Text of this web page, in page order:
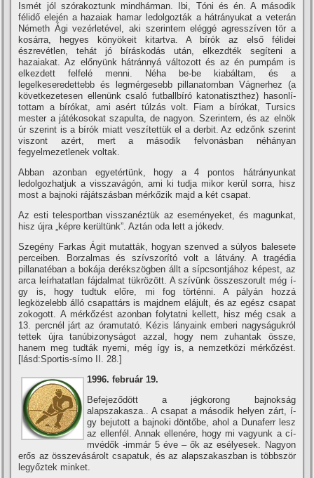
Ismét jól szórakoztunk mindhárman. Ibi, Tóni és én. A második
félidő elején a hazaiak hamar ledolgozták a hátrányukat a veterán
Németh Ági vezérletével, aki szerintem eléggé agresszí­ven tör a
kosárra, hegyes könyökeit kitartva. A bí­rók az első félidei
észrevétlen, tehát jó bí­ráskodás után, elkezdték segí­teni a
hazaiakat. Az előnyünk hátránnyá változott és az én pumpám is
elkezdett felfelé menni. Néha be-be kiabáltam, és a
legelkeseredettebb és legmérgesebb pillanatomban Vágnerhez (a
következetesen ellenünk csaló futballbí­ró katonatiszthez) hasonlí­
tottam a bí­rókat, ami asért túlzás volt. Fiam a bí­rókat, Tursics
mester a játékosokat szapulta, de nagyon. Szerintem, és az elnök
úr szerint is a bí­rók miatt veszí­tettük el a derbit. Az edzőnk szerint
viszont azért, mert a második felvonásban néhányan
fegyelmezetlenek voltak.
Abban azonban egyetértünk, hogy a 4 pontos hátrányunkat
ledolgozhatjuk a visszavágón, ami ki tudja mikor kerül sorra, hisz
most a bajnoki rájátszásban mérkőzik majd a két csapat.
Az esti telesportban visszanéztük az eseményeket, és magunkat,
hisz újra „képre kerültünk”. Aztán oda lett a jókedv.
Szegény Farkas Ágit mutatták, hogyan szenved a súlyos balesete
perceiben. Borzalmas és szí­vszorí­tó volt a látvány. A tragédia
pillanatéban a bokája derékszögben állt a sí­pcsontjához képest, az
arca leí­rhatatlan fájdalmat tükrözött. A szí­vünk összeszorult még í­
gy is, hogy tudtuk előre, mi fog történni. A pályán hozzá
legközelebb álló csapattárs is majdnem elájult, és az egész csapat
zokogott. A mérkőzést azonban folytatni kellett, hisz még csak a
13. percnél járt az óramutató. Kézis lányaink emberi nagyságukról
tettek újra tanúbizonyságot azzal, hogy nem zuhantak össze,
hanem meg tudták nyerni, még í­gy is, a nemzetközi mérkőzést.
[lásd:Sportis-sí­mo II. 28.]
1996. február 19.
Befejeződött a jégkorong bajnokság
alapszakasza.. A csapat a második helyen zárt, í­
gy bejutott a bajnoki döntőbe, ahol a Dunaferr lesz
az ellenfél. Annak ellenére, hogy mi vagyunk a cí­
mvédők -immár 5 éve – ők az esélyesek. Nagyon
erős az összevásárolt csapatuk, és az alapszakaszban is többször
legyőztek minket.